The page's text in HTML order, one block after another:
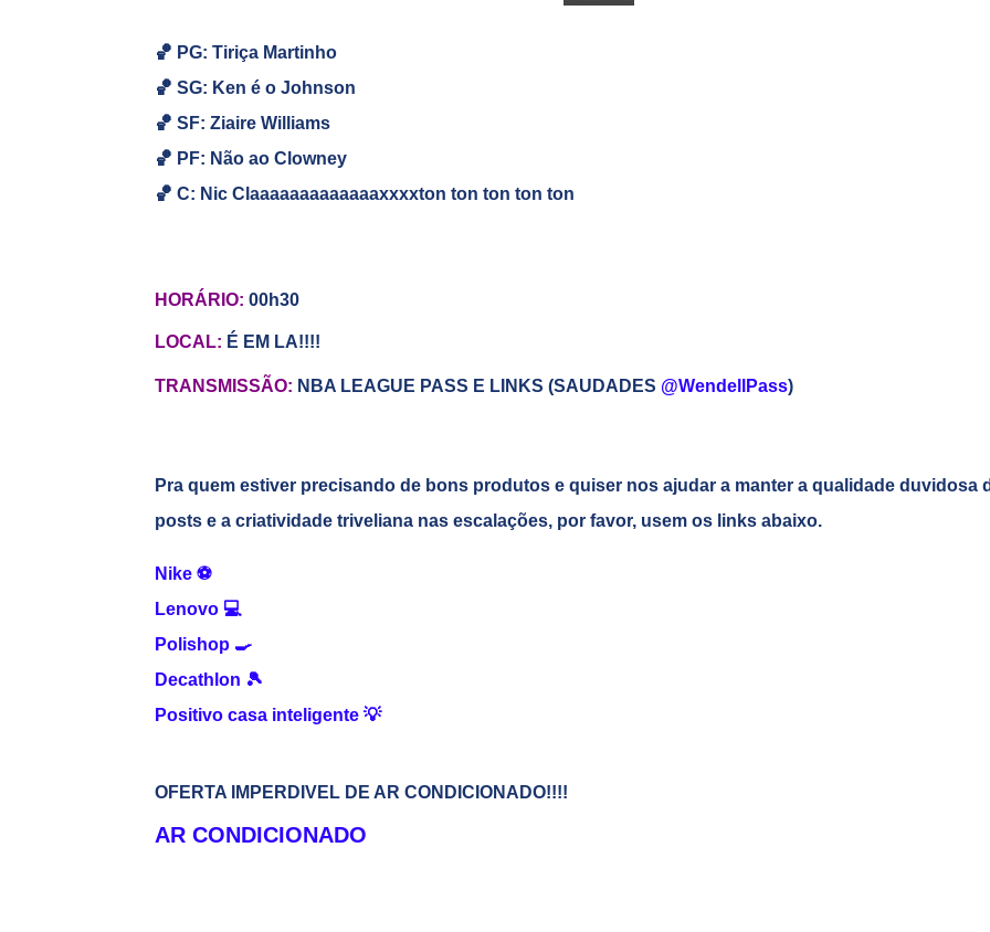
🏀 PG: Tiriça Martinho
🏀 SG: Ken é o Johnson
🏀 SF: Ziaire Williams
🏀 PF: Não ao Clowney
🏀 C: Nic Claaaaaaaaaaaaaxxxxton ton ton ton ton
HORÁRIO: 00h30
LOCAL: É EM LA!!!!
TRANSMISSÃO: NBA LEAGUE PASS E LINKS (SAUDADES @WendellPass)
Pra quem estiver precisando de bons produtos e quiser nos ajudar a manter a qualidade duvidosa
posts e a criatividade triveliana nas escalações, por favor, usem os links abaixo.
Nike ⚽
Lenovo 💻
Polishop 🍳
Decathlon 🎾
Positivo casa inteligente 💡
OFERTA IMPERDIVEL DE AR CONDICIONADO!!!!
AR CONDICIONADO